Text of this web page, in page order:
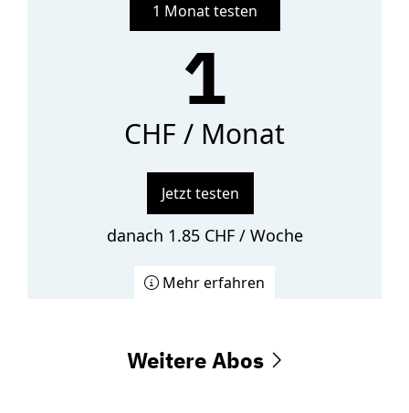
1 Monat testen
1
CHF / Monat
Jetzt testen
danach 1.85 CHF / Woche
Mehr erfahren
Weitere Abos